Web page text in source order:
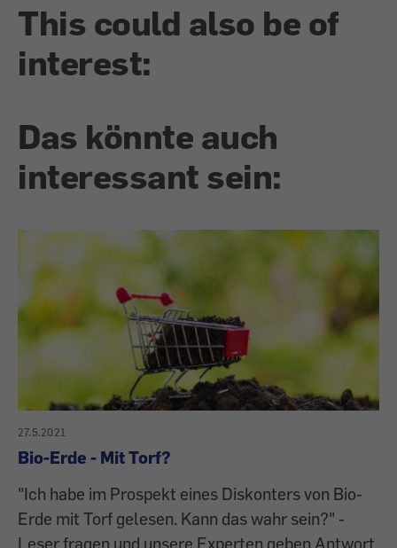
This could also be of
interest:
Das könnte auch
interessant sein:
27.5.2021
Bio-Erde - Mit Torf?
"Ich habe im Prospekt eines Diskonters von Bio-
Erde mit Torf gelesen. Kann das wahr sein?" -
Leser fragen und unsere Experten geben Antwort